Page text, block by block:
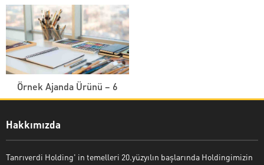
Örnek Ajanda Ürünü – 6
Hakkımızda
Tanrıverdi Holding' in temelleri 20.yüzyılın başlarında Holdingimizin